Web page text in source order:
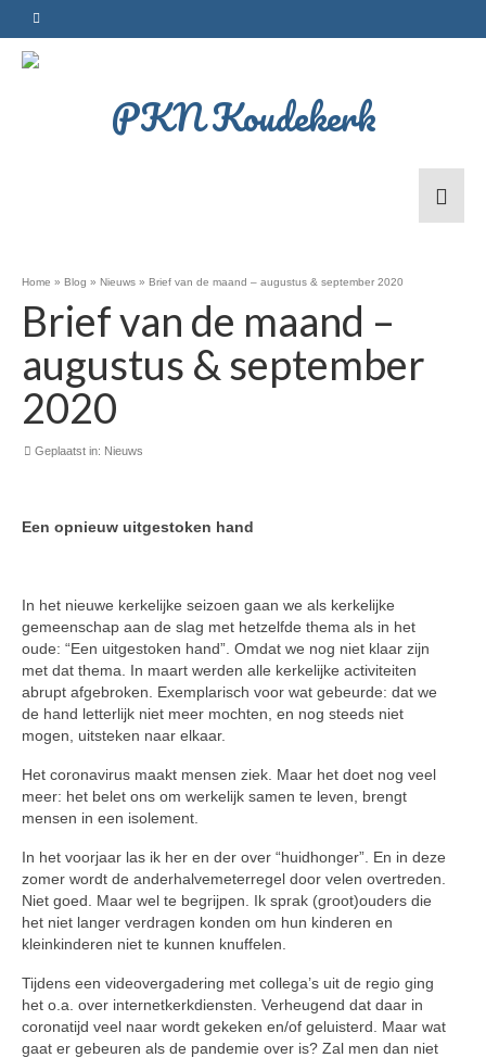
Home » Blog » Nieuws » Brief van de maand – augustus & september 2020
Brief van de maand –
augustus & september
2020
Geplaatst in: Nieuws
Een opnieuw uitgestoken hand
In het nieuwe kerkelijke seizoen gaan we als kerkelijke
gemeenschap aan de slag met hetzelfde thema als in het
oude: “Een uitgestoken hand”. Omdat we nog niet klaar zijn
met dat thema. In maart werden alle kerke­lijke activiteiten
abrupt afgebroken. Exemplarisch voor wat gebeurde: dat we
de hand letterlijk niet meer mochten, en nog steeds niet
mogen, uitsteken naar elkaar.
Het coronavirus maakt mensen ziek. Maar het doet nog veel
meer: het belet ons om werkelijk samen te leven, brengt
mensen in een isolement.
In het voorjaar las ik her en der over “huidhonger”. En in deze
zomer wordt de anderhalvemeterregel door velen overtreden.
Niet goed. Maar wel te begrijpen. Ik sprak (groot)ouders die
het niet langer verdragen konden om hun kinderen en
kleinkinderen niet te kunnen knuffelen.
Tijdens een videovergadering met collega’s uit de regio ging
het o.a. over internetkerkdiensten. Verheu­gend dat daar in
coronatijd veel naar wordt gekeken en/of geluisterd. Maar wat
gaat er gebeuren als de pandemie over is? Zal men dan niet